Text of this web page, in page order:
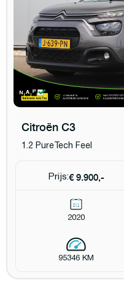
Citroën C3
1.2 PureTech Feel
Prijs:€ 9.900,-
2020
95346 KM